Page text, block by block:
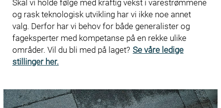
aktiviteter
utenom
arbeidssituasjoner.
Les mer om
hvordan det er å
fageksperter
med
kompetanse på
en rekke ulike
områder. Vi har
også flere
utviklingsmuligheter
for personlig
Skal vi holde følge med kraftig vekst i varestrømmene
og rask teknologisk utvikling har vi ikke noe annet
valg. Derfor har vi behov for både generalister og
fageksperter med kompetanse på en rekke ulike
områder. Vil du bli med på laget? Se våre ledige
stillinger her.